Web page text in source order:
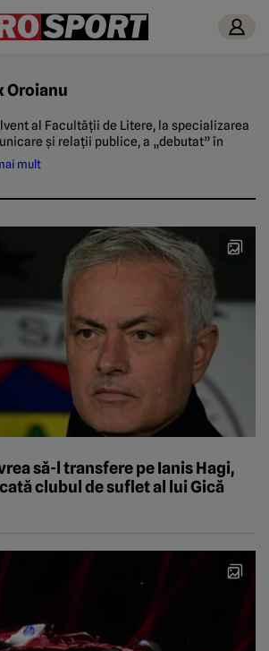
Oroianu
al Facultății de Litere, la specializarea
și relații publice, a „debutat” în
sportivă în vara anului 2024 alături de
mult
să-l transfere pe Ianis Hagi,
clubul de suflet al lui Gică